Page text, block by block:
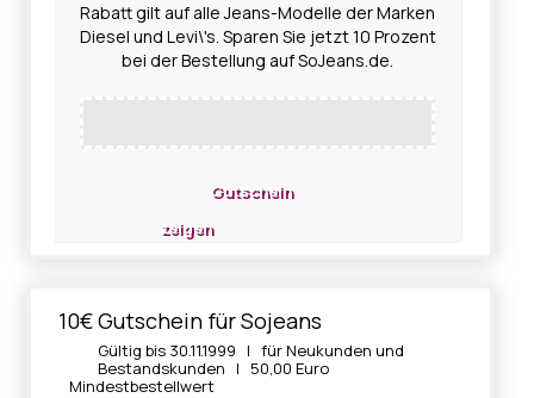
Rabatt gilt auf alle Jeans-Modelle der Marken
Diesel und Levi\'s. Sparen Sie jetzt 10 Prozent
bei der Bestellung auf SoJeans.de.
Gutschein
zeigen
10€ Gutschein für Sojeans
Gültig bis 30.11.1999 | für Neukunden und
Bestandskunden | 50,00 Euro
Mindestbestellwert